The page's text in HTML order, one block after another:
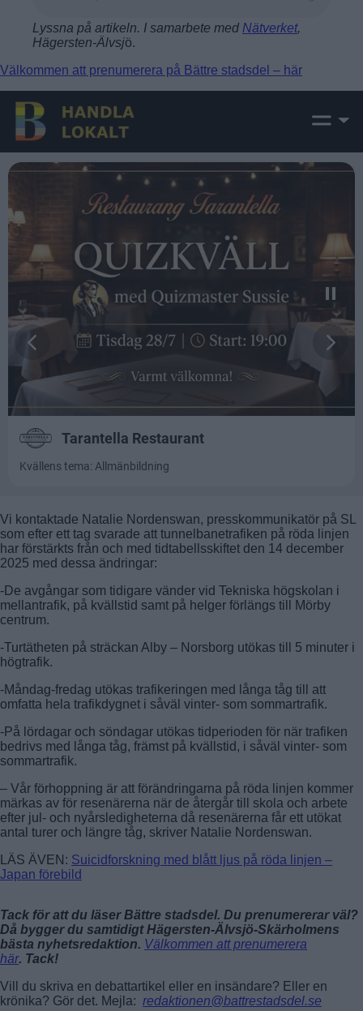
Lyssna på artikeln. I samarbete med Nätverket,
Hägersten-Älvsjö.
Välkommen att prenumerera på Bättre stadsdel – här
Vi kontaktade Natalie Nordenswan, presskommunikatör på SL
som efter ett tag svarade att tunnelbanetrafiken på röda linjen
har förstärkts från och med tidtabellsskiftet den 14 december
2025 med dessa ändringar:
-De avgångar som tidigare vänder vid Tekniska högskolan i
mellantrafik, på kvällstid samt på helger förlängs till Mörby
centrum.
-Turtätheten på sträckan Alby – Norsborg utökas till 5 minuter i
högtrafik.
-Måndag-fredag utökas trafikeringen med långa tåg till att
omfatta hela trafikdygnet i såväl vinter- som sommartrafik.
-På lördagar och söndagar utökas tidperioden för när trafiken
bedrivs med långa tåg, främst på kvällstid, i såväl vinter- som
sommartrafik.
– Vår förhoppning är att förändringarna på röda linjen kommer
märkas av för resenärerna när de återgår till skola och arbete
efter jul- och nyårsledigheterna då resenärerna får ett utökat
antal turer och längre tåg, skriver Natalie Nordenswan.
LÄS ÄVEN: Suicidforskning med blått ljus på röda linjen –
Japan förebild
Tack för att du läser Bättre stadsdel. Du prenumererar väl?
Då bygger du samtidigt Hägersten-Älvsjö-Skärholmens
bästa nyhetsredaktion. Välkommen att prenumerera
här. Tack!
Vill du skriva en debattartikel eller en insändare? Eller en
krönika? Gör det. Mejla: redaktionen@battrestadsdel.se